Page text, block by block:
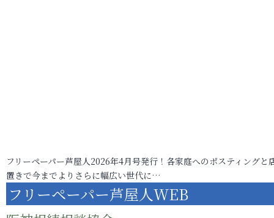
フリーペーパー芦屋人2026年4月号発行！各家庭へのポスティングと
置きで今までよりさらに幅広い世代に…
フリーペーパー芦屋人WEB